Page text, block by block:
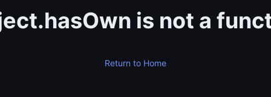
is not a
Return to Home